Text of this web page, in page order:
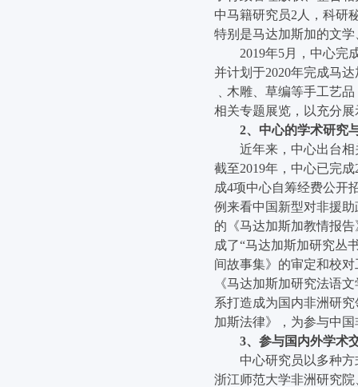
中马籍研究员2 人，科研
特别是马达加斯加的文
2019年5月，中心完
并计划于2020年完成马
﹑木雕、草编等手工艺
相关专题展览，以充分
2、中心的学术研究
近年来，中心出台
截至2019年，中心已完成
成4项中心自筹经费公开
例来看中国新型对非援助
的《马达加斯加教情报
成了“马达加斯加研究丛
间故事集》的审定和校
《马达加斯加研究法语
系打造成为国内非洲研
加斯法律》，为参与中
3、参与国内外学术
中心研究员以多种
浙江师范大学非洲研究